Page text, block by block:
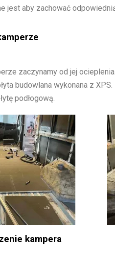
jest aby zachować
zaczynamy od jej
budowlana wykonana z
podłogową.
kampera